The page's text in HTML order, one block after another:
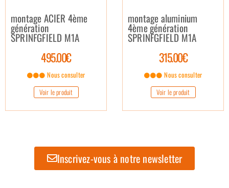
montage ACIER 4ème
génération
SPRINFGFIELD M1A
495.00€
Nous consulter
Voir le produit
montage aluminium
4ème génération
SPRINFGFIELD M1A
315.00€
Nous consulter
Voir le produit
Inscrivez-vous à notre newsletter